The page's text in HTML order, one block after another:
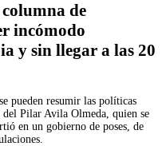
de
incómodo
y sin llegar a las 20
pueden resumir las políticas
Pilar Avila Olmeda, quien se
en un gobierno de poses, de